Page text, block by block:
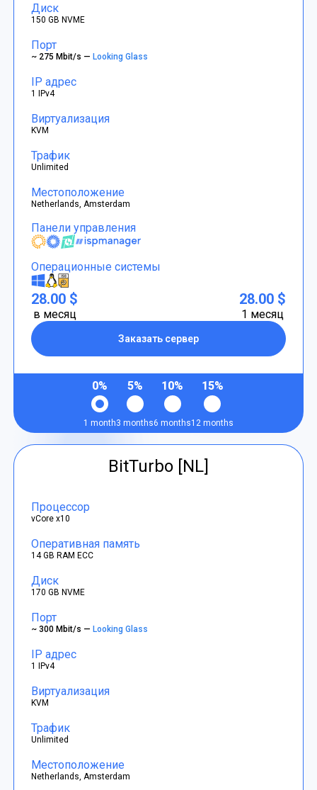
Диск
150 GB NVME
Порт
~ 275 Mbit/s —Looking Glass
IP адрес
1 IPv4
Виртуализация
KVM
Трафик
Unlimited
Местоположение
Netherlands, Amsterdam
Панели управления
Операционные системы
28.00 $
в месяц
Заказать сервер
28.00 $
1 месяц
0%
1 month
5%
3 months
10%
6 months
15%
12 months
BitTurbo [NL]
Процессор
vCore x10
Оперативная память
14 GB RAM ECC
Диск
170 GB NVME
Порт
~ 300 Mbit/s —Looking Glass
IP адрес
1 IPv4
Виртуализация
KVM
Трафик
Unlimited
Местоположение
Netherlands, Amsterdam